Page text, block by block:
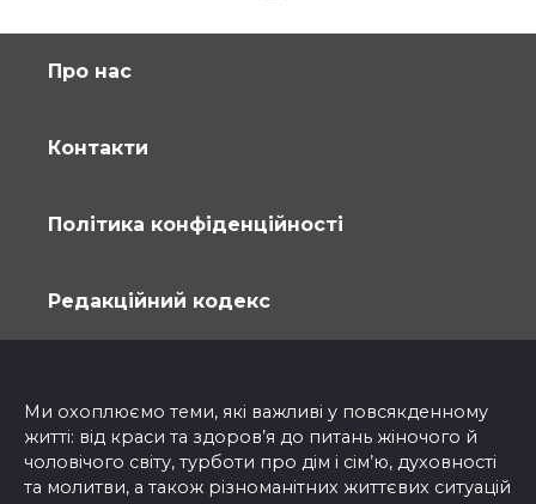
Про нас
Контакти
Політика конфіденційності
Редакційний кодекс
Ми охоплюємо теми, які важливі у повсякденному
житті: від краси та здоров’я до питань жіночого й
чоловічого світу, турботи про дім і сім’ю, духовності
та молитви, а також різноманітних життєвих ситуацій